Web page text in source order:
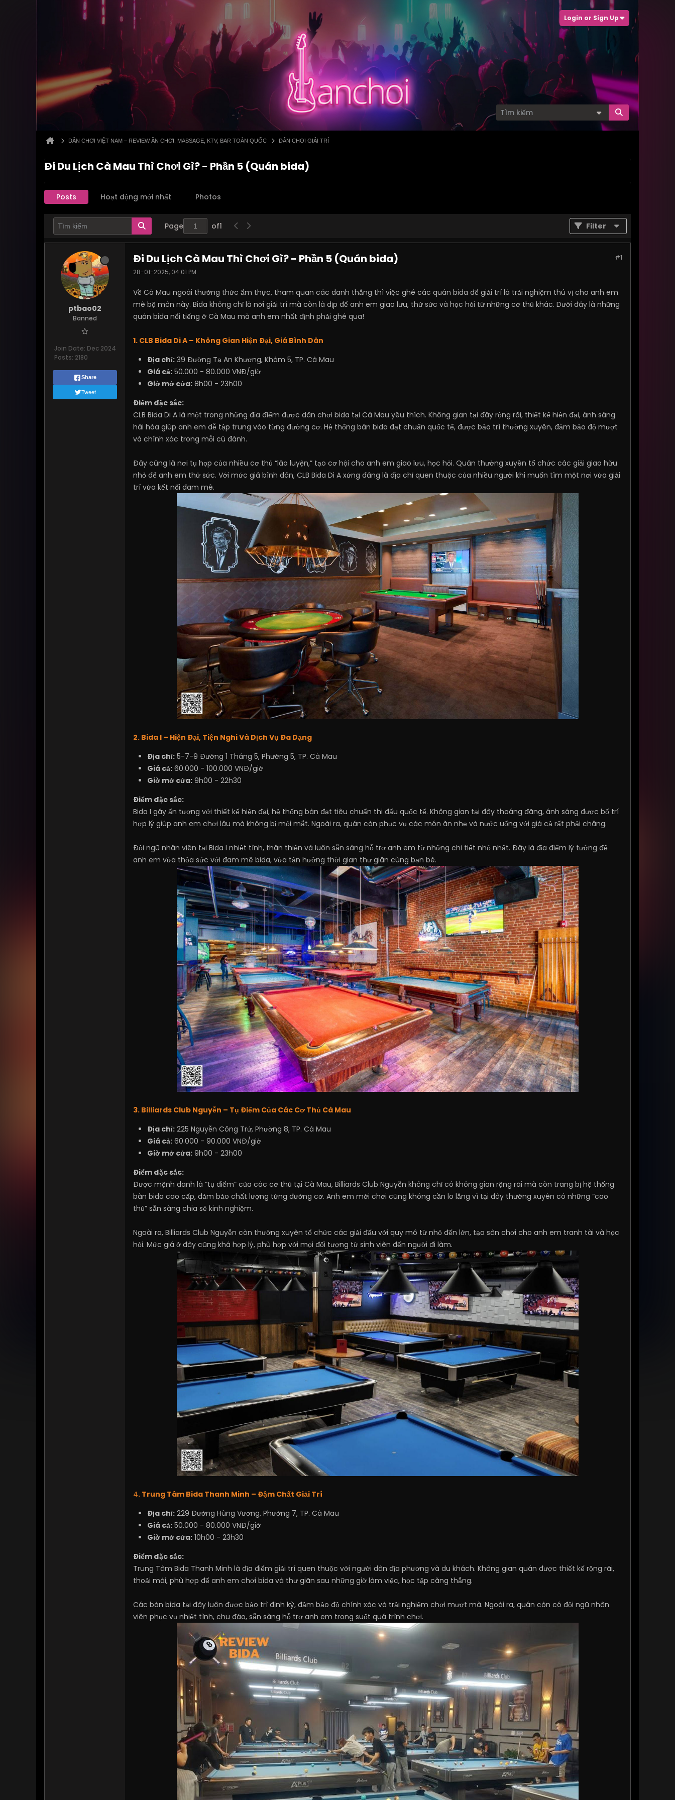
Login or Sign Up
DÂN CHƠI VIỆT NAM – REVIEW ĂN CHƠI, MASSAGE, KTV, BAR TOÀN QUỐC DÂN CHƠI GIẢI TRÍ
Đi Du Lịch Cà Mau Thì Chơi Gì? - Phần 5 (Quán bida)
Posts Hoạt động mới nhất Photos
Page of1 Filter
ptbao02
Banned
Join Date: Dec 2024
Posts: 2180
Share
Tweet
#1
Đi Du Lịch Cà Mau Thì Chơi Gì? - Phần 5 (Quán bida)
28-01-2025, 04:01 PM
Về Cà Mau ngoài thưởng thức ẩm thực, tham quan các danh thắng thì việc ghé các quán bida để giải trí là trải nghiệm thú vị cho anh em
mê bộ môn này. Bida không chỉ là nơi giải trí mà còn là dịp để anh em giao lưu, thử sức và học hỏi từ những cơ thủ khác. Dưới đây là những
quán bida nổi tiếng ở Cà Mau mà anh em nhất định phải ghé qua!
1. CLB Bida Di A – Không Gian Hiện Đại, Giá Bình Dân
Địa chỉ: 39 Đường Tạ An Khương, Khóm 5, TP. Cà Mau
Giá cả: 50.000 - 80.000 VNĐ/giờ
Giờ mở cửa: 8h00 - 23h00
Điểm đặc sắc:
CLB Bida Di A là một trong những địa điểm được dân chơi bida tại Cà Mau yêu thích. Không gian tại đây rộng rãi, thiết kế hiện đại, ánh sáng
hài hòa giúp anh em dễ tập trung vào từng đường cơ. Hệ thống bàn bida đạt chuẩn quốc tế, được bảo trì thường xuyên, đảm bảo độ mượt
và chính xác trong mỗi cú đánh.
Đây cũng là nơi tụ họp của nhiều cơ thủ “lão luyện,” tạo cơ hội cho anh em giao lưu, học hỏi. Quán thường xuyên tổ chức các giải giao hữu
nhỏ để anh em thử sức. Với mức giá bình dân, CLB Bida Di A xứng đáng là địa chỉ quen thuộc của nhiều người khi muốn tìm một nơi vừa giải
trí vừa kết nối đam mê.
2. Bida I – Hiện Đại, Tiện Nghi Và Dịch Vụ Đa Dạng
Địa chỉ: 5-7-9 Đường 1 Tháng 5, Phường 5, TP. Cà Mau
Giá cả: 60.000 - 100.000 VNĐ/giờ
Giờ mở cửa: 9h00 - 22h30
Điểm đặc sắc:
Bida I gây ấn tượng với thiết kế hiện đại, hệ thống bàn đạt tiêu chuẩn thi đấu quốc tế. Không gian tại đây thoáng đãng, ánh sáng được bố trí
hợp lý giúp anh em chơi lâu mà không bị mỏi mắt. Ngoài ra, quán còn phục vụ các món ăn nhẹ và nước uống với giá cả rất phải chăng.
Đội ngũ nhân viên tại Bida I nhiệt tình, thân thiện và luôn sẵn sàng hỗ trợ anh em từ những chi tiết nhỏ nhất. Đây là địa điểm lý tưởng để
anh em vừa thỏa sức với đam mê bida, vừa tận hưởng thời gian thư giãn cùng bạn bè.
3. Billiards Club Nguyễn – Tụ Điểm Của Các Cơ Thủ Cà Mau
Địa chỉ: 225 Nguyễn Công Trứ, Phường 8, TP. Cà Mau
Giá cả: 60.000 - 90.000 VNĐ/giờ
Giờ mở cửa: 9h00 - 23h00
Điểm đặc sắc:
Được mệnh danh là “tụ điểm” của các cơ thủ tại Cà Mau, Billiards Club Nguyễn không chỉ có không gian rộng rãi mà còn trang bị hệ thống
bàn bida cao cấp, đảm bảo chất lượng từng đường cơ. Anh em mới chơi cũng không cần lo lắng vì tại đây thường xuyên có những “cao
thủ” sẵn sàng chia sẻ kinh nghiệm.
Ngoài ra, Billiards Club Nguyễn còn thường xuyên tổ chức các giải đấu với quy mô từ nhỏ đến lớn, tạo sân chơi cho anh em tranh tài và học
hỏi. Mức giá ở đây cũng khá hợp lý, phù hợp với mọi đối tượng từ sinh viên đến người đi làm.
4. Trung Tâm Bida Thanh Minh – Đậm Chất Giải Trí
Địa chỉ: 229 Đường Hùng Vương, Phường 7, TP. Cà Mau
Giá cả: 50.000 - 80.000 VNĐ/giờ
Giờ mở cửa: 10h00 - 23h30
Điểm đặc sắc:
Trung Tâm Bida Thanh Minh là địa điểm giải trí quen thuộc với người dân địa phương và du khách. Không gian quán được thiết kế rộng rãi,
thoải mái, phù hợp để anh em chơi bida và thư giãn sau những giờ làm việc, học tập căng thẳng.
Các bàn bida tại đây luôn được bảo trì định kỳ, đảm bảo độ chính xác và trải nghiệm chơi mượt mà. Ngoài ra, quán còn có đội ngũ nhân
viên phục vụ nhiệt tình, chu đáo, sẵn sàng hỗ trợ anh em trong suốt quá trình chơi.